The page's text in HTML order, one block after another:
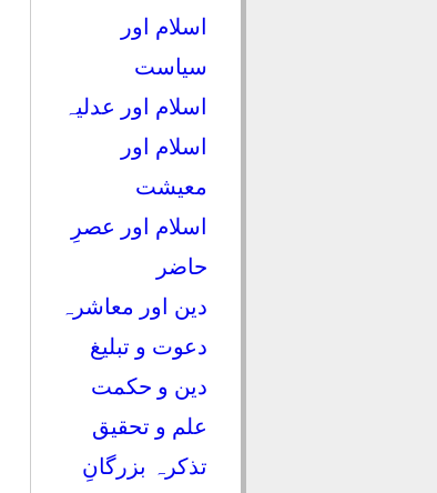
اسلام اور
سیاست
اسلام اور عدلیہ
اسلام اور
معیشت
اسلام اور عصرِ
حاضر
دین اور معاشرہ
دعوت و تبلیغ
دین و حکمت
علم و تحقیق
تذکرہ بزرگانِ